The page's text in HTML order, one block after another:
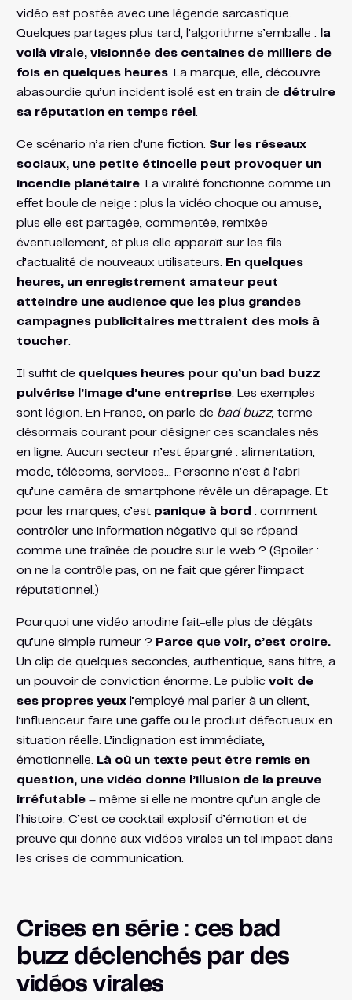
vidéo est postée avec une légende sarcastique.
Quelques partages plus tard, l’algorithme s’emballe :
la
voilà virale, visionnée des centaines de milliers de
fois en quelques heures. La marque, elle, découvre
abasourdie qu’un incident isolé est en train de détruire
sa réputation en temps réel
Ce scénario n’a rien d’une fiction. Sur les réseaux
sociaux, une petite étincelle peut provoquer un
incendie planétaire. La viralité fonctionne comme un
effet boule de neige : plus la vidéo choque ou amuse,
plus elle est partagée, commentée, remixée
éventuellement, et plus elle apparaît sur les fils
d’actualité de nouveaux utilisateurs.
En quelques
heures, un enregistrement amateur peut
atteindre une audience que les plus grandes
campagnes publicitaires mettraient des mois à
toucher.
Il suffit de quelques heures pour qu’un bad buzz
pulvérise l’image d’une entreprise. Les exemples
sont légion. En France, on parle de bad buzz, terme
désormais courant pour désigner ces scandales nés
en ligne. Aucun secteur n’est épargné : alimentation,
mode, télécoms, services… Personne n’est à l’abri
qu’une caméra de smartphone révèle un dérapage. Et
pour les marques, c’est panique à bord : comment
contrôler une information négative qui se répand
comme une traînée de poudre sur le web ? (Spoiler :
on ne la contrôle pas, on ne fait que gérer l’impact
réputationnel.)
Pourquoi une vidéo anodine fait-elle plus de dégâts
qu’une simple rumeur ? Parce que voir, c’est croire.
Un clip de quelques secondes, authentique, sans filtre, a
un pouvoir de conviction énorme. Le public voit de
ses propres yeuxl’employé mal parler à un client,
l’influenceur faire une gaffe ou le produit défectueux en
situation réelle. L’indignation est immédiate,
émotionnelle.
Là où un texte peut être remis en
question, une vidéo donne l’illusion de la preuve
irréfutable– même si elle ne montre qu’un angle de
l’histoire. C’est ce cocktail explosif d’émotion et de
preuve qui donne aux vidéos virales un tel impact dans
les crises de communication.
Crises en série : ces bad
buzz déclenchés par des
vidéos virales